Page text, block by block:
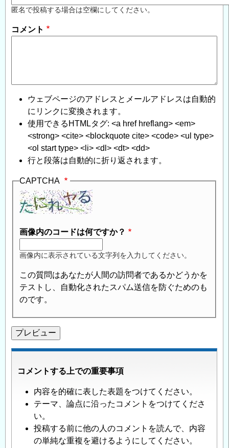
匿名で投稿する場合は空欄にしてください。
コメント
ウェブページのアドレスとメールアドレスは自動的
にリンクに変換されます。
使用できるHTMLタグ: <a href hreflang> <em>
<strong> <cite> <blockquote cite> <code> <ul type>
<ol start type> <li> <dl> <dt> <dd>
行と段落は自動的に折り返されます。
CAPTCHA
画像内のコードは何ですか？
画像内に表示されている文字列を入力してください。
この質問はあなたが人間の訪問者であるかどうかを
テストし、自動化されたスパム送信を防ぐためのも
のです。
コメントする上での重要事項
内容を的確に表した表題をつけてください。
テーマ、論点に沿ったコメントをつけてくださ
い。
投稿する前に他の人のコメントを読んで、内容
の単純な重複を避けるようにしてください。